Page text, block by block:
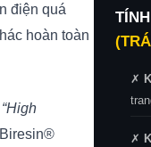
điện quá
hoàn toàn
“High
✗
✗